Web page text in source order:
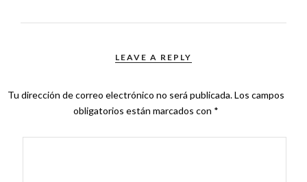
LEAVE A REPLY
Tu dirección de correo electrónico no será publicada.Los campos
obligatorios están marcados con *